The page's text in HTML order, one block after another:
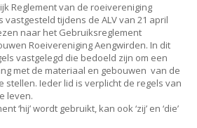
Reglement van de roeivereniging
vastgesteld tijdens de ALV van 21 april
naar het Gebruiksreglement
Roeivereniging Aengwirden. In dit
vastgelegd die bedoeld zijn om een
met de materiaal en gebouwen van de
stellen. Ieder lid is verplicht de regels van
leven.
‘hij’ wordt gebruikt, kan ook ‘zij’ en ‘die’